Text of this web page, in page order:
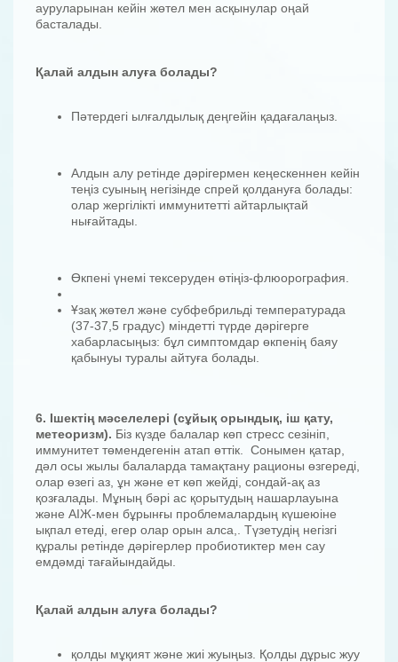
ауруларынан кейін жөтел мен асқынулар оңай
басталады.
Қалай алдын алуға болады?
Пәтердегі ылғалдылық деңгейін қадағалаңыз.
Алдын алу ретінде дәрігермен кеңескеннен кейін
теңіз суының негізінде спрей қолдануға болады:
олар жергілікті иммунитетті айтарлықтай
нығайтады.
Өкпені үнемі тексеруден өтіңіз-флюорография.
Ұзақ жөтел және субфебрильді температурада
(37-37,5 градус) міндетті түрде дәрігерге
хабарласыңыз: бұл симптомдар өкпенің баяу
қабынуы туралы айтуға болады.
6. Ішектің мәселелері (сұйық орындық, іш қату,
метеоризм). Біз күзде балалар көп стресс сезініп,
иммунитет төмендегенін атап өттік. Сонымен қатар,
дәл осы жылы балаларда тамақтану рационы өзгереді,
олар өзегі аз, ұн және ет көп жейді, сондай-ақ аз
қозғалады. Мұның бәрі ас қорытудың нашарлауына
және АІЖ-мен бұрынғы проблемалардың күшеюіне
ықпал етеді, егер олар орын алса,. Түзетудің негізгі
құралы ретінде дәрігерлер пробиотиктер мен сау
емдәмді тағайындайды.
Қалай алдын алуға болады?
қолды мұқият және жиі жуыңыз. Қолды дұрыс жуу